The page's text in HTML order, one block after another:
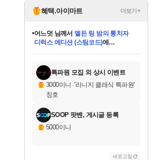
혜택.아이마트 더보기+
당첨되셨습니다.
당첨되셨습니다.
어느덧 님께서엘든 링 밤의 통치자
디럭스 에디션 (스팀코드)에
당첨되셨습니다.
에디션 (스팀코드)를 교환.
당첨되셨습니다.
당첨되셨습니다.
당첨되셨습니다.
당첨되셨습니다.
특파원 모집 외 상시 이벤트
3000이니 ·'리니지 클래식 특파원'
칭호
SOOP 팟벤, 게시글 등록
5000이니
새로고침